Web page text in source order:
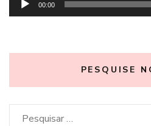
00:00
PESQUISE
Pesquisar